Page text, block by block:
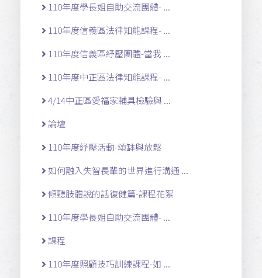
110年度學長姐自助交流團體- ...
110年度信義區法律知能課程- ...
110年度信義區紓壓團體-當我 ...
110年度中正區法律知能課程- ...
4/14中正區愛福家輔具檢驗與 ...
論壇
110年度紓壓活動-頌缽與放鬆
如何融入失智長輩的世界進行溝通 ...
傾聽肢體說的話復健篇-課程花絮
110年度學長姐自助交流團體- ...
課程
110年度照顧技巧訓練課程-如 ...